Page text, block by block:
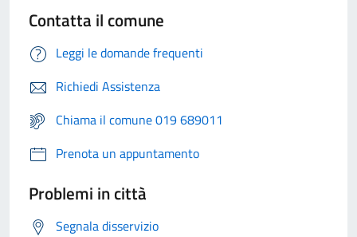
Contatta il comune
Leggi le domande frequenti
Richiedi Assistenza
Chiama il comune 019 689011
Prenota un appuntamento
Problemi in città
Segnala disservizio